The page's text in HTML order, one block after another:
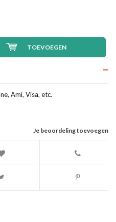
TOEVOEGEN
Ami, Visa, etc.
Je beoordeling toevoegen